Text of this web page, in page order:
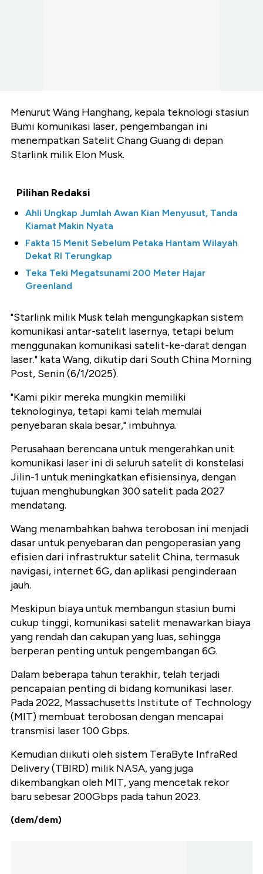
Menurut Wang Hanghang, kepala teknologi stasiun
Bumi komunikasi laser, pengembangan ini
menempatkan Satelit Chang Guang di depan
Starlink milik Elon Musk.
Pilihan Redaksi
Ahli Ungkap Jumlah Awan Kian Menyusut, Tanda
Kiamat Makin Nyata
Fakta 15 Menit Sebelum Petaka Hantam Wilayah
Dekat RI Terungkap
Teka Teki Megatsunami 200 Meter Hajar
Greenland
"Starlink milik Musk telah mengungkapkan sistem
komunikasi antar-satelit lasernya, tetapi belum
menggunakan komunikasi satelit-ke-darat dengan
laser." kata Wang, dikutip dari South China Morning
Post, Senin (6/1/2025).
"Kami pikir mereka mungkin memiliki
teknologinya, tetapi kami telah memulai
penyebaran skala besar," imbuhnya.
Perusahaan berencana untuk mengerahkan unit
komunikasi laser ini di seluruh satelit di konstelasi
Jilin-1 untuk meningkatkan efisiensinya, dengan
tujuan menghubungkan 300 satelit pada 2027
mendatang.
Wang menambahkan bahwa terobosan ini menjadi
dasar untuk penyebaran dan pengoperasian yang
efisien dari infrastruktur satelit China, termasuk
navigasi, internet 6G, dan aplikasi penginderaan
jauh.
Meskipun biaya untuk membangun stasiun bumi
cukup tinggi, komunikasi satelit menawarkan biaya
yang rendah dan cakupan yang luas, sehingga
berperan penting untuk pengembangan 6G.
Dalam beberapa tahun terakhir, telah terjadi
pencapaian penting di bidang komunikasi laser.
Pada 2022, Massachusetts Institute of Technology
(MIT) membuat terobosan dengan mencapai
transmisi laser 100 Gbps.
Kemudian diikuti oleh sistem TeraByte InfraRed
Delivery (TBIRD) milik NASA, yang juga
dikembangkan oleh MIT, yang mencetak rekor
baru sebesar 200Gbps pada tahun 2023.
(dem/dem)